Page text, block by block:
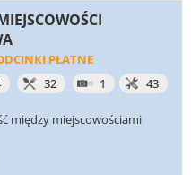
PŁATNE
32 1 43
między miejscowościami